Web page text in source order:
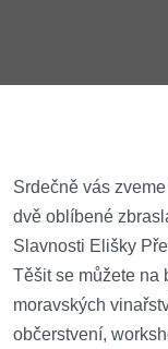
Srdečně vás
dvě oblíbené
Slavnosti Elišky
Těšit se můžete na
moravských
občerstvení,